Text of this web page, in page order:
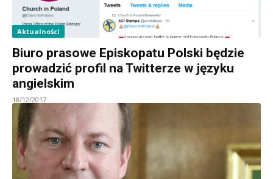
Aktualności
Biuro prasowe Episkopatu Polski będzie
prowadzić profil na Twitterze w języku
angielskim
18/12/2017